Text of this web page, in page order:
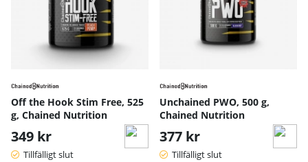
Off the Hook Stim Free, 525
g, Chained Nutrition
349 kr
Tillfälligt slut
Unchained PWO, 500 g,
Chained Nutrition
377 kr
Tillfälligt slut